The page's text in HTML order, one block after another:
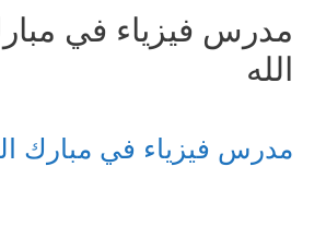
مدرس فيزياء في
الله
مدرس فيزياء في مبارك